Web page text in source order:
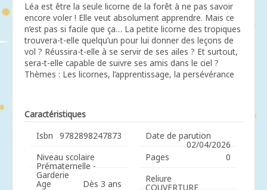
Léa est être la seule licorne de la forêt à ne pas savoir
encore voler ! Elle veut absolument apprendre. Mais ce
n’est pas si facile que ça… La petite licorne des tropiques
trouvera-t-elle quelqu’un pour lui donner des leçons de
vol ? Réussira-t-elle à se servir de ses ailes ? Et surtout,
sera-t-elle capable de suivre ses amis dans le ciel ?
Thèmes : Les licornes, l’apprentissage, la persévérance
Caractéristiques
Isbn
9782898247873
Niveau scolaire
Prématernelle -
Garderie
Age
Dès 3 ans
Date de parution
02/04/2026
Pages
0
Reliure
COUVERTURE